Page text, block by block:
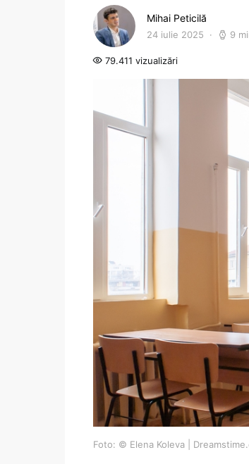
Mihai Peticilă
24 iulie 2025 9
79.411 vizualizări
Foto: © Elena Koleva |